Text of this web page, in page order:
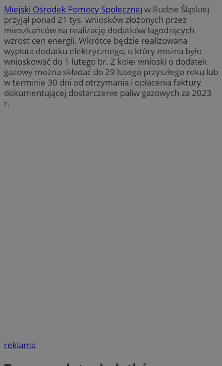
Miejski Ośrodek Pomocy Społecznej w Rudzie Śląskiej
przyjął ponad 21 tys. wniosków złożonych przez
mieszkańców na realizację dodatków łagodzących
wzrost cen energii. Wkrótce będzie realizowana
wypłata dodatku elektrycznego, o który można było
wnioskować do 1 lutego br. Z kolei wnioski o dodatek
gazowy można składać do 29 lutego przyszłego roku lub
w terminie 30 dni od otrzymania i opłacenia faktury
dokumentującej dostarczenie paliw gazowych za 2023
r.
reklama